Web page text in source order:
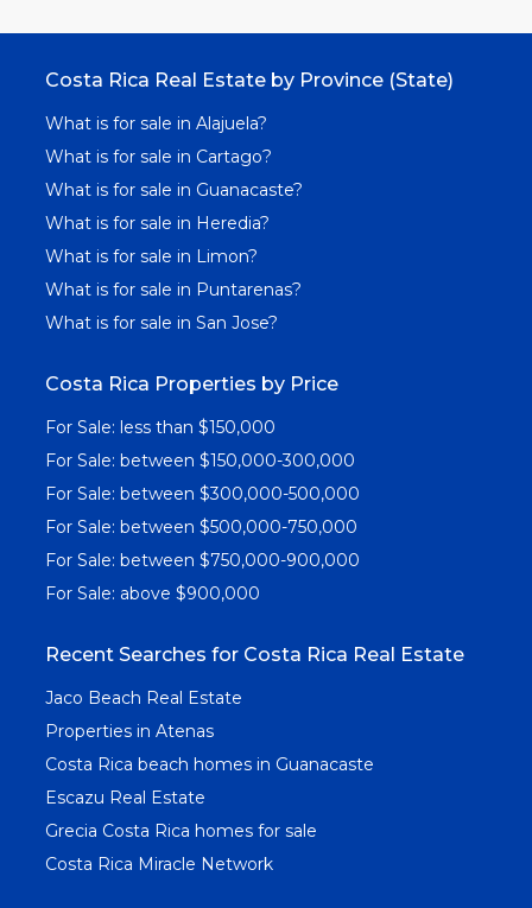
Costa Rica Real Estate by Province (State)
What is for sale in Alajuela?
What is for sale in Cartago?
What is for sale in Guanacaste?
What is for sale in Heredia?
What is for sale in Limon?
What is for sale in Puntarenas?
What is for sale in San Jose?
Costa Rica Properties by Price
For Sale: less than $150,000
For Sale: between $150,000-300,000
For Sale: between $300,000-500,000
For Sale: between $500,000-750,000
For Sale: between $750,000-900,000
For Sale: above $900,000
Recent Searches for Costa Rica Real Estate
Jaco Beach Real Estate
Properties in Atenas
Costa Rica beach homes in Guanacaste
Escazu Real Estate
Grecia Costa Rica homes for sale
Costa Rica Miracle Network